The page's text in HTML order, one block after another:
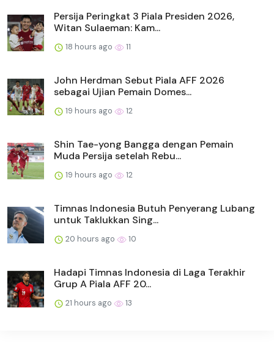
Persija Peringkat 3 Piala Presiden 2026,
Witan Sulaeman: Kam...
18 hours ago 11
John Herdman Sebut Piala AFF 2026
sebagai Ujian Pemain Domes...
19 hours ago 12
Shin Tae-yong Bangga dengan Pemain
Muda Persija setelah Rebu...
19 hours ago 12
Timnas Indonesia Butuh Penyerang Lubang
untuk Taklukkan Sing...
20 hours ago 10
Hadapi Timnas Indonesia di Laga Terakhir
Grup A Piala AFF 20...
21 hours ago 13